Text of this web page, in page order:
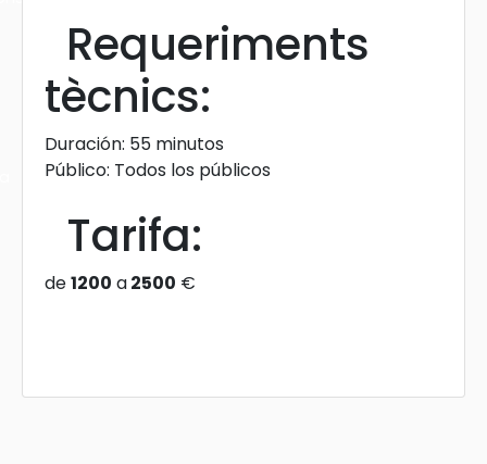
Requeriments
tècnics:
Duración: 55 minutos
Público: Todos los públicos
Tarifa:
de1200 a2500 €